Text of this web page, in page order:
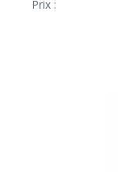
Prix :